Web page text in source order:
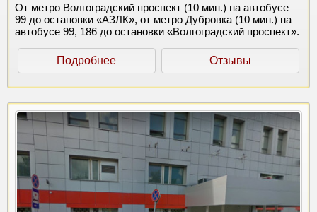
От метро Волгоградский проспект (10 мин.) на автобусе
99 до остановки «АЗЛК», от метро Дубровка (10 мин.) на
автобусе 99, 186 до остановки «Волгоградский проспект».
Подробнее Отзывы